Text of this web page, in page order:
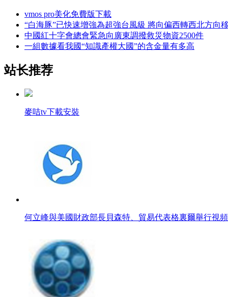
vmos pro美化免費版下載
“白海豚”已快速增強為超強台風級 將向偏西轉西北方向
中國紅十字會總會緊急向廣東調撥救災物資2500件
一組數據看我國“知識產權大國”的含金量有多高
站长推荐
麥咭tv下載安裝
何立峰與美國財政部長貝森特、貿易代表格裏爾舉行視